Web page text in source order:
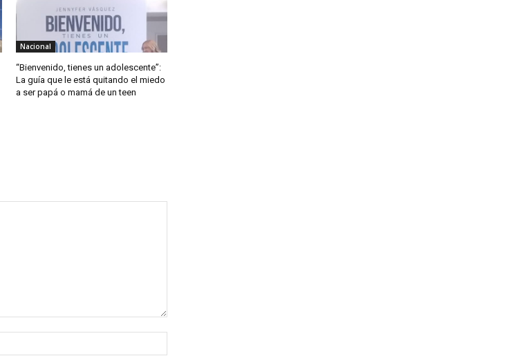
Nacional
“Bienvenido, tienes un adolescente”:
La guía que le está quitando el miedo
a ser papá o mamá de un teen